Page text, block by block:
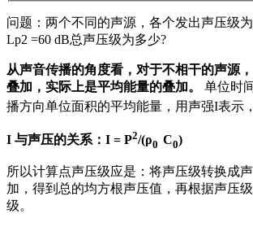
问题：两个不同的声源，各个发出声压级
Lp2 =60 dB总声压级为多少?
从声音传播的角度看，对于不相干的声源
叠加，实际上是平均能量的叠加。
单位时
播方向单位面积的平均能量，用声强I表示
I 与声压的关系：I = P2/(ρ0 C0)
所以计算点声压级应是：将声压级转换成
加，得到总的均方根声压值，再根据声压
级。